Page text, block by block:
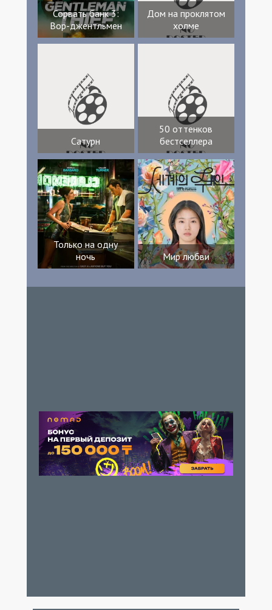
Сорвать банк 3:
Вор-джентльмен
Дом на проклятом
холме
Сатурн
50 оттенков
бестселлера
Только на одну
ночь
Мир любви